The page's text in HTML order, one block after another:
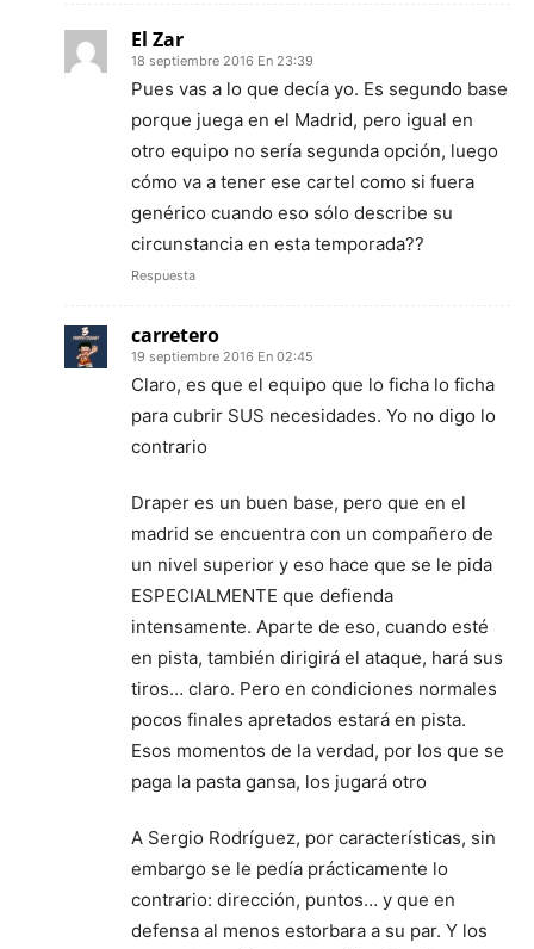
El Zar
18 septiembre 2016 En 23:39
Pues vas a lo que decía yo. Es segundo base
porque juega en el Madrid, pero igual en
otro equipo no sería segunda opción, luego
cómo va a tener ese cartel como si fuera
genérico cuando eso sólo describe su
circunstancia en esta temporada??
Respuesta
carretero
19 septiembre 2016 En 02:45
Claro, es que el equipo que lo ficha lo ficha
para cubrir SUS necesidades. Yo no digo lo
contrario
Draper es un buen base, pero que en el
madrid se encuentra con un compañero de
un nivel superior y eso hace que se le pida
ESPECIALMENTE que defienda
intensamente. Aparte de eso, cuando esté
en pista, también dirigirá el ataque, hará sus
tiros… claro. Pero en condiciones normales
pocos finales apretados estará en pista.
Esos momentos de la verdad, por los que se
paga la pasta gansa, los jugará otro
A Sergio Rodríguez, por características, sin
embargo se le pedía prácticamente lo
contrario: dirección, puntos… y que en
defensa al menos estorbara a su par. Y los